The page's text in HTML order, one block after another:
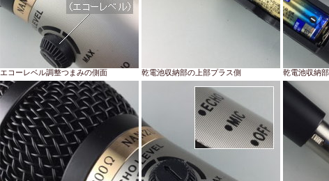
エコーレベル調整つまみの側面 乾電池収納部の上部プラス側 乾電池収納